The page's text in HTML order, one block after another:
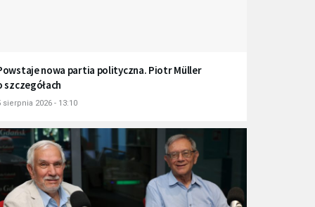
nowa partia polityczna. Piotr Müller
szczegółach
sierpnia 2026 - 13:10